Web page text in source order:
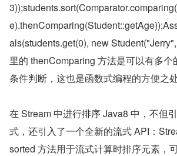
als(students.get(0), new
里的 thenComparing 方法是可以有多个
条件判断，这也是函数式编程的方便之处
在 Stream 中进行排序 Java8 中，不但
式，还引入了一个全新的流式 API：
sorted 方法用于流式计算时排序元素，